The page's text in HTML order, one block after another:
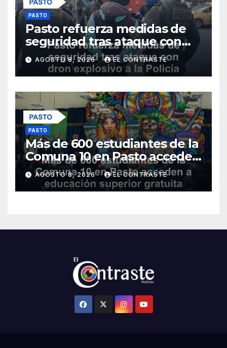
PASTO
Pasto refuerza medidas de
seguridad tras ataque con
dron explosivo a la Policía
Metropolitana
AGOSTO 8, 2026 EL CONTRASTE
PASTO
Más de 600 estudiantes de la
Comuna 10 en Pasto acceden
a educación superior gratuita
con nuevos programas
AGOSTO 8, 2026 EL CONTRASTE